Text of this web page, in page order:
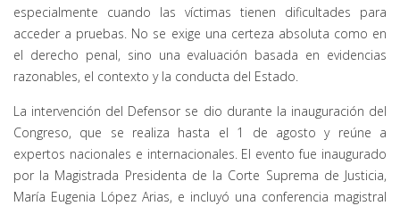
especialmente cuando las víctimas tienen dificultades para
acceder a pruebas. No se exige una certeza absoluta como en
el derecho penal, sino una evaluación basada en evidencias
razonables, el contexto y la conducta del Estado.
La intervención del Defensor se dio durante la inauguración del
Congreso, que se realiza hasta el 1 de agosto y reúne a
expertos nacionales e internacionales. El evento fue inaugurado
por la Magistrada Presidenta de la Corte Suprema de Justicia,
María Eugenia López Arias, e incluyó una conferencia magistral